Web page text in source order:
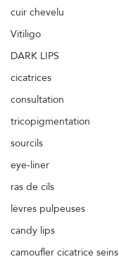
cuir chevelu
Vitiligo
DARK LIPS
cicatrices
consultation
tricopigmentation
sourcils
eye-liner
ras de cils
lèvres pulpeuses
candy lips
camoufler cicatrice seins